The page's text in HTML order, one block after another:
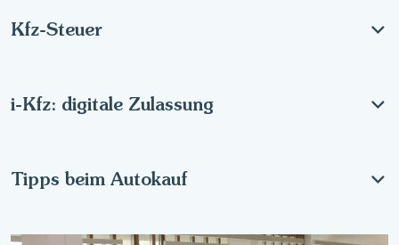
Kfz-Steuer
i-Kfz: digitale Zulassung
Tipps beim Autokauf